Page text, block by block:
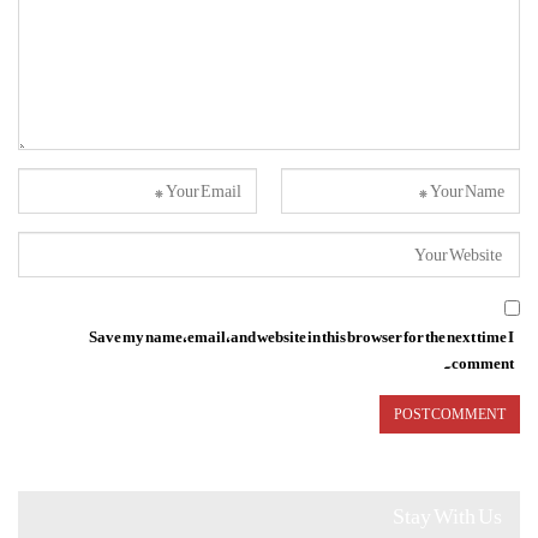
Save my name, email, and website in this browser for the next time I
comment.